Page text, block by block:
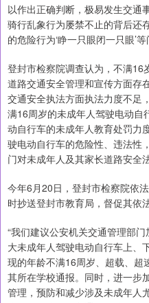
以作出正确判断，极易发生交通
骑行乱象行为屡禁不止的背后还
的危险行为‘睁一只眼闭一只眼’等
登封市检察院调查认为，不满16
道路交通安全管理和宣传方面存
交通安全执法方面执法力度不足
满16周岁的未成年人驾驶电动自
动自行车的未成年人教育处罚力
驶电动自行车的危险性、违法性
门对未成年人及其家长道路安全
今年6月20日，登封市检察院依
时抄送登封市教育局，督促其依
“我们建议公安机关交通管理部
大未成年人驾驶电动自行车上、
现的年龄不满16周岁、超载、超
其所在学校通报。同时，进一步
管理，预防和减少涉及未成年人